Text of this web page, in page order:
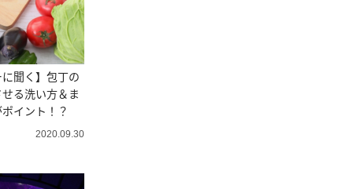
聞く】包丁の
る洗い方＆ま
イント！？
2020.09.30